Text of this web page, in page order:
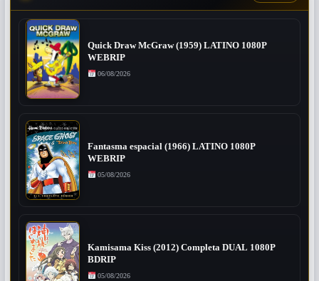
Quick Draw McGraw (1959) LATINO 1080P
WEBRIP
06/08/2026
Fantasma espacial (1966) LATINO 1080P
WEBRIP
05/08/2026
Kamisama Kiss (2012) Completa DUAL 1080P
BDRIP
05/08/2026